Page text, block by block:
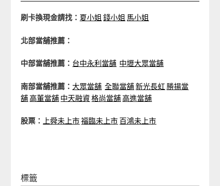
刷卡換現金請找： 夏小姐 錢小姐 馬小姐
北部當舖推薦：
中部當舖推薦： 台中永利當舖 中壢大眾當舖
南部當舖推薦： 大眾當舖 全聯當舖新光長虹 勝揚當
舖高董當舖 中天融資格尚當舖高進當舖
股票： 上舜未上市福臨未上市 百鴻未上市
標籤